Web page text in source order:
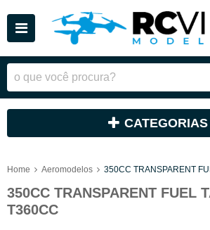
CATEGORIAS
Home Aeromodelos 350CC TRANSPARENT
350CC TRANSPARENT FUEL
T360CC